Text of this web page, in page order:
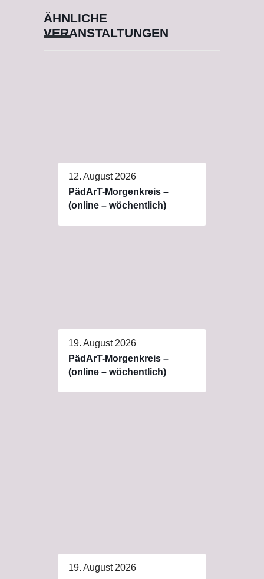
ÄHNLICHE
VERANSTALTUNGEN
12. August 2026
PädArT-Morgenkreis –
(online – wöchentlich)
19. August 2026
PädArT-Morgenkreis –
(online – wöchentlich)
19. August 2026